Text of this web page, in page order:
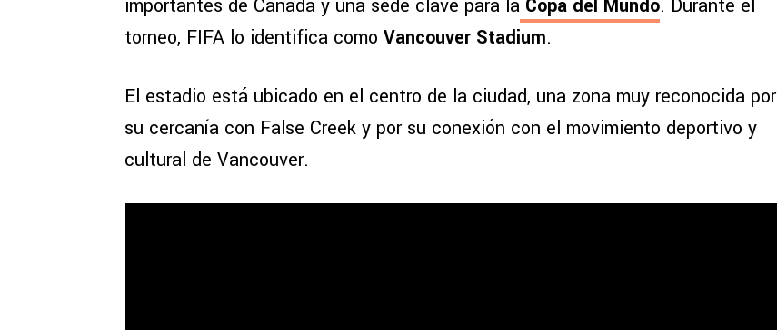
importantes de Canadá y una sede clave para la Copa del Mundo. Durante el
torneo, FIFA lo identifica como Vancouver Stadium.
El estadio está ubicado en el centro de la ciudad, una zona muy reconocida por
su cercanía con False Creek y por su conexión con el movimiento deportivo y
cultural de Vancouver.